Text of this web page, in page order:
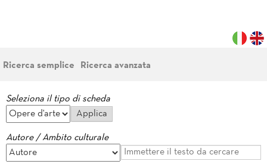
Ricerca semplice Ricerca avanzata
Seleziona il tipo di scheda
Autore / Ambito culturale